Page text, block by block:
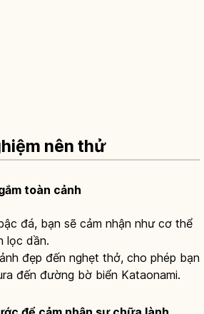
nên thử
toàn cảnh
đá, bạn sẽ cảm nhận như cơ thể
lọc dần.
đẹp đến nghẹt thở, cho phép bạn
đến đường bờ biển Kataonami.